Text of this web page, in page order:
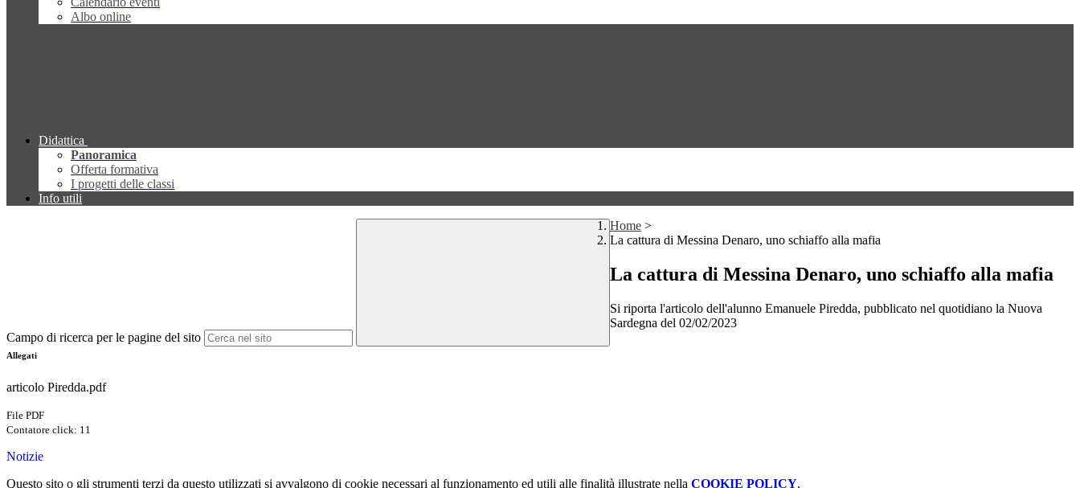
Albo online
Didattica
Panoramica
Offerta formativa
I progetti delle classi
Info utili
Campo di ricerca per le pagine del sito
Home >
La cattura di Messina Denaro, uno schiaffo alla mafia
La cattura di Messina Denaro, uno schiaffo alla mafia
Si riporta l'articolo dell'alunno Emanuele Piredda, pubblicato nel quotidiano la Nuova
Sardegna del 02/02/2023
Allegati
articolo Piredda.pdf
File PDF
Contatore click: 11
Notizie
Questo sito o gli strumenti terzi da questo utilizzati si avvalgono di cookie necessari al funzionamento ed utili alle finalità illustrate nella COOKIE POLICY.